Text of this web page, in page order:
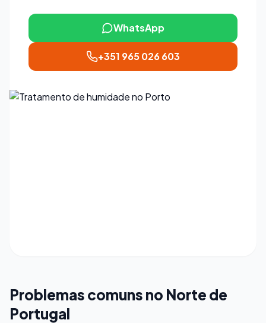
WhatsApp
+351 965 026 603
Problemas comuns no Norte de
Portugal